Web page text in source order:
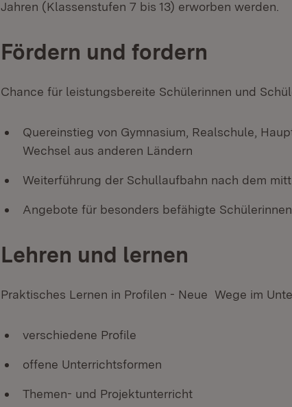
Jahren (Klassenstufen 7 bis 13) erworben werden.
Fördern und fordern
Chance für leistungsbereite Schülerinnen und
Quereinstieg von Gymnasium, Realschule,
Wechsel aus anderen Ländern
Weiterführung der Schullaufbahn nach dem
Angebote für besonders befähigte
Lehren und lernen
Praktisches Lernen in Profilen - Neue Wege im
verschiedene Profile
offene Unterrichtsformen
Themen- und Projektunterricht